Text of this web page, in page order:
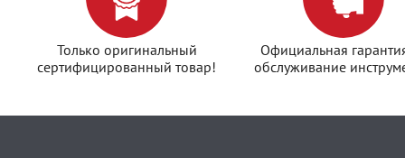
Только оригинальный
сертифицированный товар!
Официальная
обслуживание